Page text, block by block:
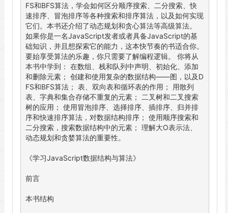
FS和BFS算法，学会如何区分顺序搜索、二分搜索、快
速排序、冒泡排序等各种搜索和排序算法，以及如何实现
它们。本书还介绍了动态规划和贪心算法等高级算法。
如果你是一名JavaScript发者或者具备JavaScript的基
础知识，并且想探索它的能力，这本快节奏的书适合你。
要始享受算法的乐趣，你只需要了解编程逻辑。 你将从
本书中学到： 在数组、栈和队列中声明、初始化、添加
和删除元素； 创建和使用复杂的数据结构——图，以及D
FS和BFS算法； 表、双向表和循环表的作用； 用散列
表、字典和集合存储不重复的元素； 二叉树和二叉搜索
树的应用； 使用冒泡排序、选择排序、插排序、归并排
序和快速排序算法，对数据结构排序； 使用顺序搜索和
二分搜索，搜索数据结构中的元素； 理解大O表示法、
动态规划和贪婪算法的重要性。
《学习JavaScript数据结构与算法》
前言
本书结构